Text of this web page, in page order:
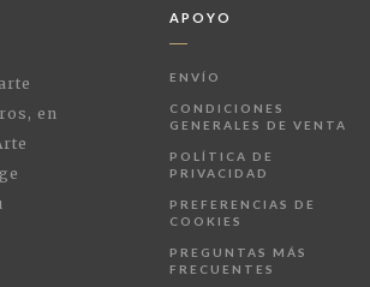
en
APOYO
ENVÍO
CONDICIONES
GENERALES DE VENTA
POLÍTICA DE
PRIVACIDAD
PREFERENCIAS DE
COOKIES
PREGUNTAS MÁS
FRECUENTES